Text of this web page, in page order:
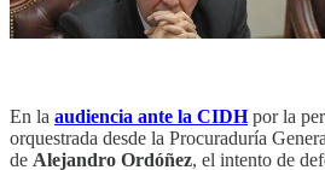
En la audiencia ante la CIDHpor la
orquestrada desde la Procuraduría
de Alejandro Ordóñez, el intento de